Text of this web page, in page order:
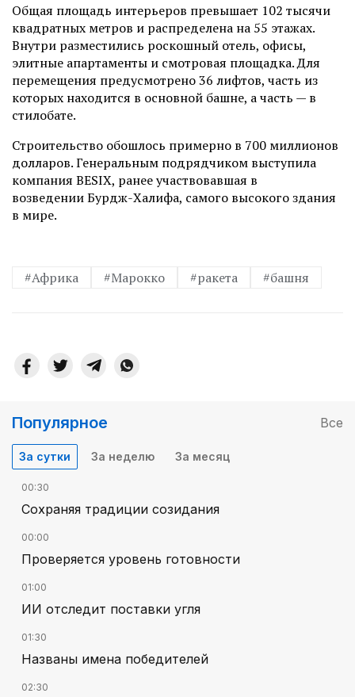
Общая площадь интерьеров превышает 102 тысячи
квадратных метров и распределена на 55 этажах.
Внутри разместились роскошный отель, офисы,
элитные апартаменты и смотровая площадка. Для
перемещения предусмотрено 36 лифтов, часть из
которых находится в основной башне, а часть — в
стилобате.
Строительство обошлось примерно в 700 миллионов
долларов. Генеральным подрядчиком выступила
компания BESIX, ранее участвовавшая в
возведении Бурдж-Халифа, самого высокого здания
в мире.
#Африка #Марокко #ракета #башня
Популярное Все
За сутки За неделю За месяц
00:30
Сохраняя традиции созидания
00:00
Проверяется уровень готовности
01:00
ИИ отследит поставки угля
01:30
Названы имена победителей
02:30